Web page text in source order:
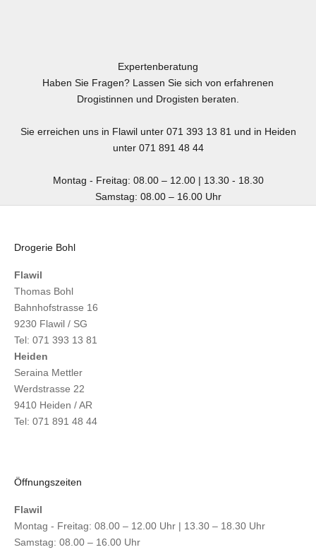
Expertenberatung
Haben Sie Fragen? Lassen Sie sich von erfahrenen
Drogistinnen und Drogisten beraten.
Sie erreichen uns in Flawil unter 071 393 13 81 und in Heiden
unter 071 891 48 44
Montag - Freitag: 08.00 – 12.00 | 13.30 - 18.30
Samstag: 08.00 – 16.00 Uhr
Drogerie Bohl
Flawil
Thomas Bohl
Bahnhofstrasse 16
9230 Flawil / SG
Tel: 071 393 13 81
Heiden
Seraina Mettler
Werdstrasse 22
9410 Heiden / AR
Tel: 071 891 48 44
Öffnungszeiten
Flawil
Montag - Freitag: 08.00 – 12.00 Uhr | 13.30 – 18.30 Uhr
Samstag: 08.00 – 16.00 Uhr